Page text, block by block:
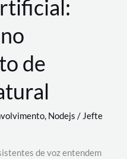
de
, Nodejs / Jefte
de voz entendem